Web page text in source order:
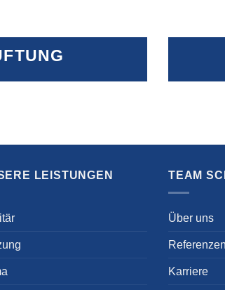
LEISTUNGEN TEAM
Über uns
Referenzen
Karriere